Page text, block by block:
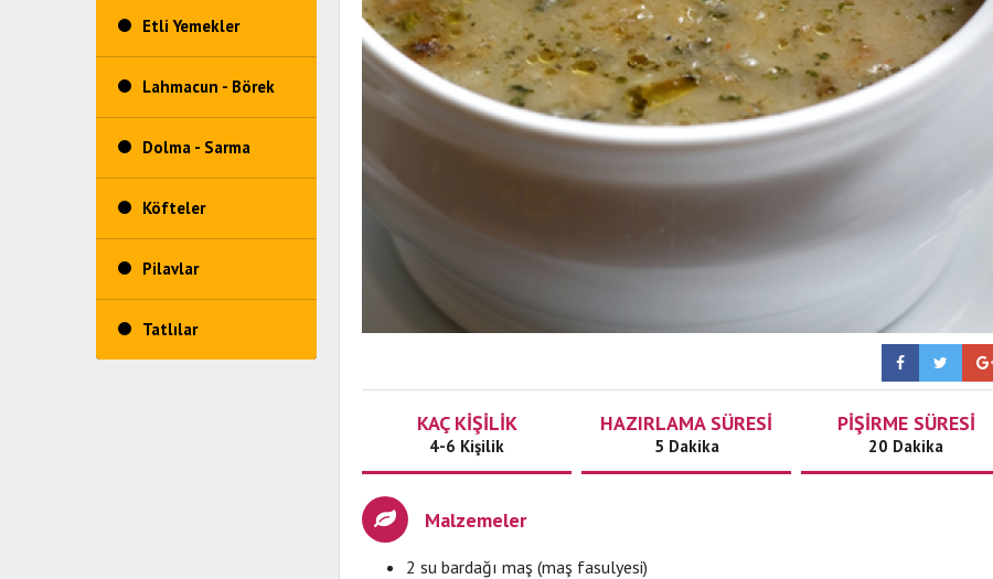
Etli Yemekler
Lahmacun - Börek
Dolma - Sarma
Köfteler
Pilavlar
Tatlılar
KAÇ KİŞİLİK
4-6 Kişilik
HAZIRLAMA SÜRESİ
5 Dakika
PİŞİRME SÜRESİ
20 Dakika
Malzemeler
2 su bardağı maş (maş fasulyesi)